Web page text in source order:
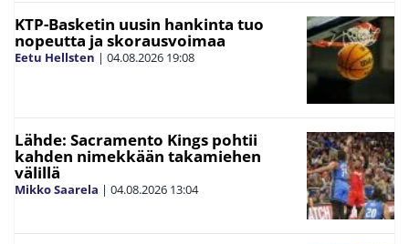
KTP-Basketin uusin hankinta tuo
nopeutta ja skorausvoimaa
Eetu Hellsten | 04.08.2026 19:08
Lähde: Sacramento Kings pohtii
kahden nimekkään takamiehen
välillä
Mikko Saarela | 04.08.2026 13:04